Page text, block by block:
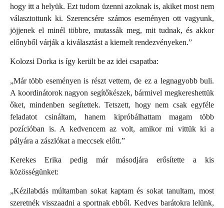
hogy itt a helyük. Ezt tudom üzenni azoknak is, akiket most nem
választottunk ki. Szerencsére számos eseményen ott vagyunk,
jöjjenek el minél többre, mutassák meg, mit tudnak, és akkor
előnyből várják a kiválasztást a kiemelt rendezvényeken.”
Kolozsi Dorka is így került be az idei csapatba:
„Már több eseményen is részt vettem, de ez a legnagyobb buli.
A koordinátorok nagyon segítőkészek, bármivel megkereshettük
őket, mindenben segítettek. Tetszett, hogy nem csak egyféle
feladatot csináltam, hanem kipróbálhattam magam több
pozícióban is. A kedvencem az volt, amikor mi vittük ki a
pályára a zászlókat a meccsek előtt.”
Kerekes Erika pedig már másodjára erősítette a kis
közösségünket:
„Kézilabdás múltamban sokat kaptam és sokat tanultam, most
szeretnék visszaadni a sportnak ebből. Kedves barátokra lelünk,